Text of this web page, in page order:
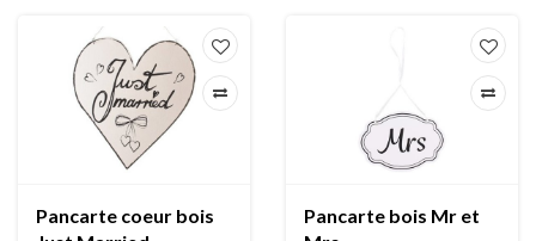
Pancarte coeur bois
Pancarte bois Mr et